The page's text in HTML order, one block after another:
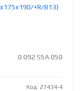
+R/B13)
0 092 S5A 050
Код: 27434-4